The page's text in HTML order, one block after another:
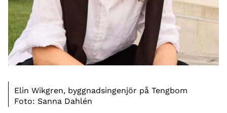
Elin Wikgren, byggnadsingenjör på Tengbom
Foto: Sanna Dahlén